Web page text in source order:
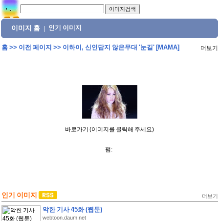
이미지 홈 인기 이미지
홈>> 이전 페이지 >> 이하이, 신인답지 않은무대 '눈길' [MAMA] 더보기
바로가기 (이미지를 클릭해 주세요)
펌:
인기 이미지 더보기
악한 기사 45화 (웹툰)
webtoon.daum.net